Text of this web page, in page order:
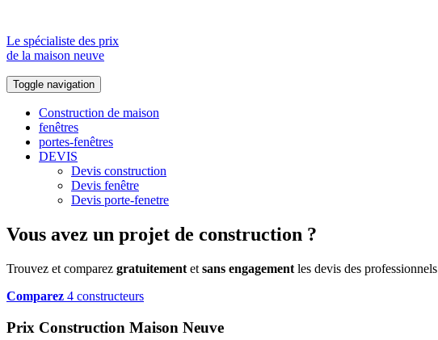
Le spécialiste des prix
de la maison neuve
Toggle navigation
Construction de maison
fenêtres
portes-fenêtres
DEVIS
Devis construction
Devis fenêtre
Devis porte-fenetre
Vous avez un projet de construction ?
Trouvez et comparez gratuitement et sans engagement les devis des professionnels
Comparez 4 constructeurs
Prix Construction Maison Neuve